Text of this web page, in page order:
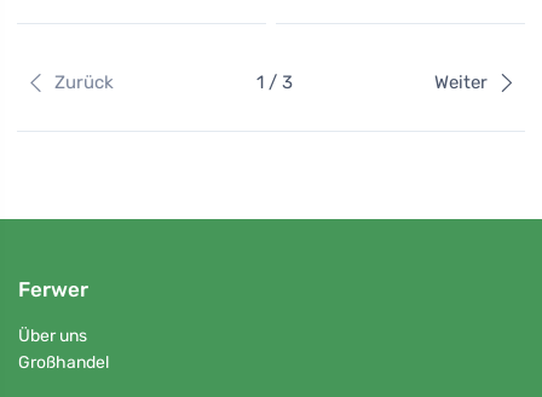
Zurück 1 / 3 Weiter
Ferwer
Über uns
Großhandel